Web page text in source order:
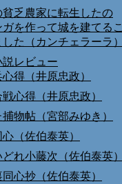
貧乏農家に転生したの
を作って城を建てるこ
た（カンチェラーラ）
レビュー
得（井原忠政）
心得（井原忠政）
物帖（宮部みゆき）
（佐伯泰英）
れ小藤次（佐伯泰英）
心抄（佐伯泰英）